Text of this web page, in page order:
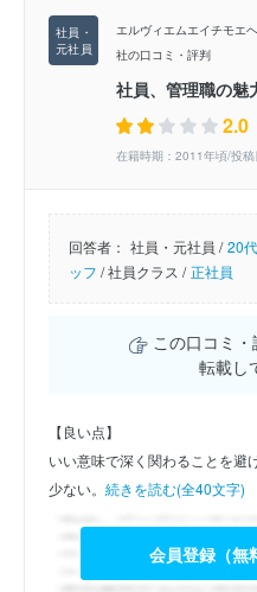
エルヴィエムエイチモエ
社の口コミ・評判
社員、管理職の魅
2.0
在籍時期：2011年頃/投
回答者： 社員・元社員 / 20
ッフ /社員クラス / 正社員
この口コミ・
転載し
【良い点】
いい意味で深く関わることを避
少ない。 続きを読む(全40文字)
会員登録（無